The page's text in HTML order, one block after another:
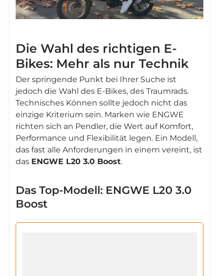
Die Wahl des richtigen E-
Bikes: Mehr als nur Technik
Der springende Punkt bei Ihrer Suche ist
jedoch die Wahl des E-Bikes, des Traumrads.
Technisches Können sollte jedoch nicht das
einzige Kriterium sein. Marken wie ENGWE
richten sich an Pendler, die Wert auf Komfort,
Performance und Flexibilität legen. Ein Modell,
das fast alle Anforderungen in einem vereint, ist
das ENGWE L20 3.0 Boost.
Das Top-Modell: ENGWE L20 3.0
Boost